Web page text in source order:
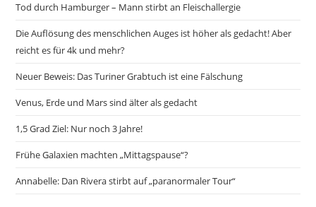
Tod durch Hamburger – Mann stirbt an Fleischallergie
Die Auflösung des menschlichen Auges ist höher als gedacht! Aber
reicht es für 4k und mehr?
Neuer Beweis: Das Turiner Grabtuch ist eine Fälschung
Venus, Erde und Mars sind älter als gedacht
1,5 Grad Ziel: Nur noch 3 Jahre!
Frühe Galaxien machten „Mittagspause“?
Annabelle: Dan Rivera stirbt auf „paranormaler Tour“